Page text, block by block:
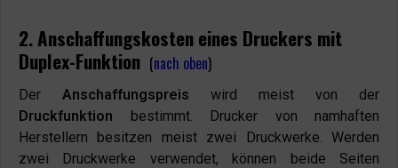
2. Anschaffungskosten eines Druckers mit
Duplex-Funktion (nach oben)
Der Anschaffungspreis wird meist von der
Druckfunktion bestimmt. Drucker von namhaften
Herstellern besitzen meist zwei Druckwerke. Werden
zwei Druckwerke verwendet, können beide Seiten